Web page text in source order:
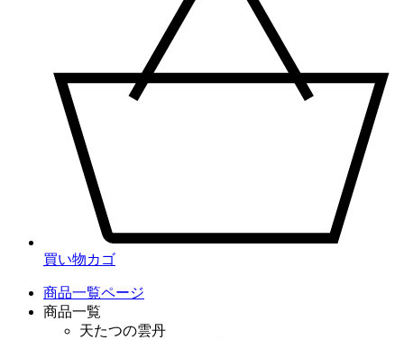
買い物カゴ
商品一覧ページ
商品一覧
天たつの雲丹